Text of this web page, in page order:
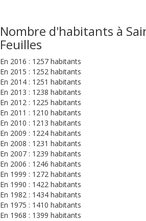
Nombre d'habitants à
Feuilles
En 2016 : 1257 habitants
En 2015 : 1252 habitants
En 2014 : 1251 habitants
En 2013 : 1238 habitants
En 2012 : 1225 habitants
En 2011 : 1210 habitants
En 2010 : 1213 habitants
En 2009 : 1224 habitants
En 2008 : 1231 habitants
En 2007 : 1239 habitants
En 2006 : 1246 habitants
En 1999 : 1272 habitants
En 1990 : 1422 habitants
En 1982 : 1434 habitants
En 1975 : 1410 habitants
En 1968 : 1399 habitants